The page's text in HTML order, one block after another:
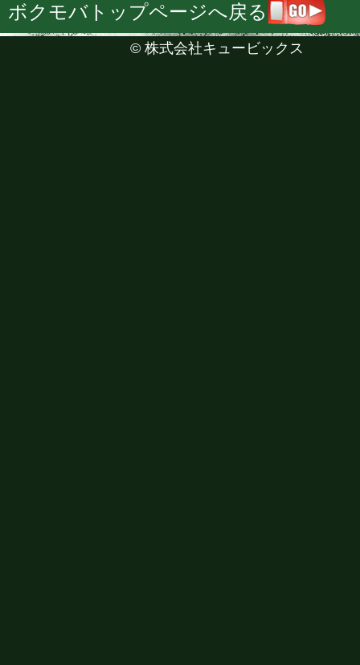
ボクモバトップページへ戻る
© 株式会社キュービックス